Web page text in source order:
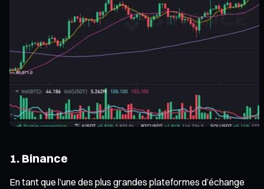
1. Binance
En tant que l’une des plus grandes plateformes d’échange